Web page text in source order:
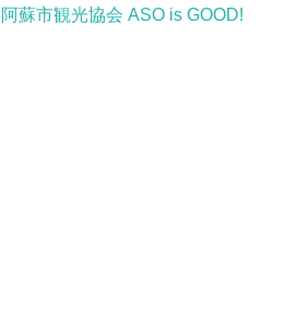
阿蘇市観光協会 ASO is GOOD!